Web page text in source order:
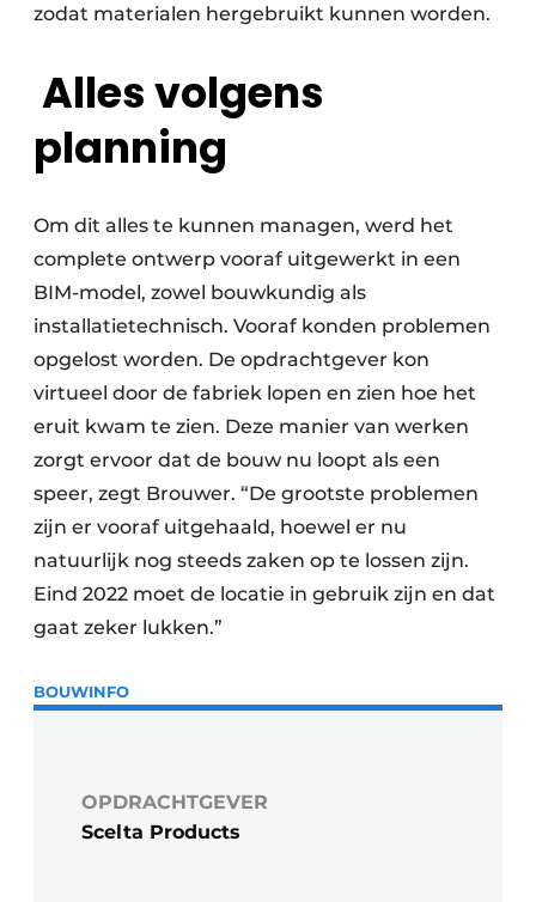
zodat materialen hergebruikt kunnen worden.
Alles volgens
planning
Om dit alles te kunnen managen, werd het
complete ontwerp vooraf uitgewerkt in een
BIM-model, zowel bouwkundig als
installatietechnisch. Vooraf konden problemen
opgelost worden. De opdrachtgever kon
virtueel door de fabriek lopen en zien hoe het
eruit kwam te zien. Deze manier van werken
zorgt ervoor dat de bouw nu loopt als een
speer, zegt Brouwer. “De grootste problemen
zijn er vooraf uitgehaald, hoewel er nu
natuurlijk nog steeds zaken op te lossen zijn.
Eind 2022 moet de locatie in gebruik zijn en dat
gaat zeker lukken.”
BOUWINFO
OPDRACHTGEVER
Scelta Products